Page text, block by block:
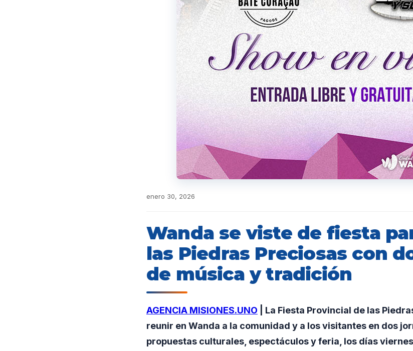
enero 30, 2026
Wanda se viste de fiesta
las Piedras Preciosas con
de música y tradición
AGENCIA MISIONES.UNO | La Fiesta Provincial de las
reunir en Wanda a la comunidad y a los visitantes en dos
propuestas culturales, espectáculos y feria, los días viernes